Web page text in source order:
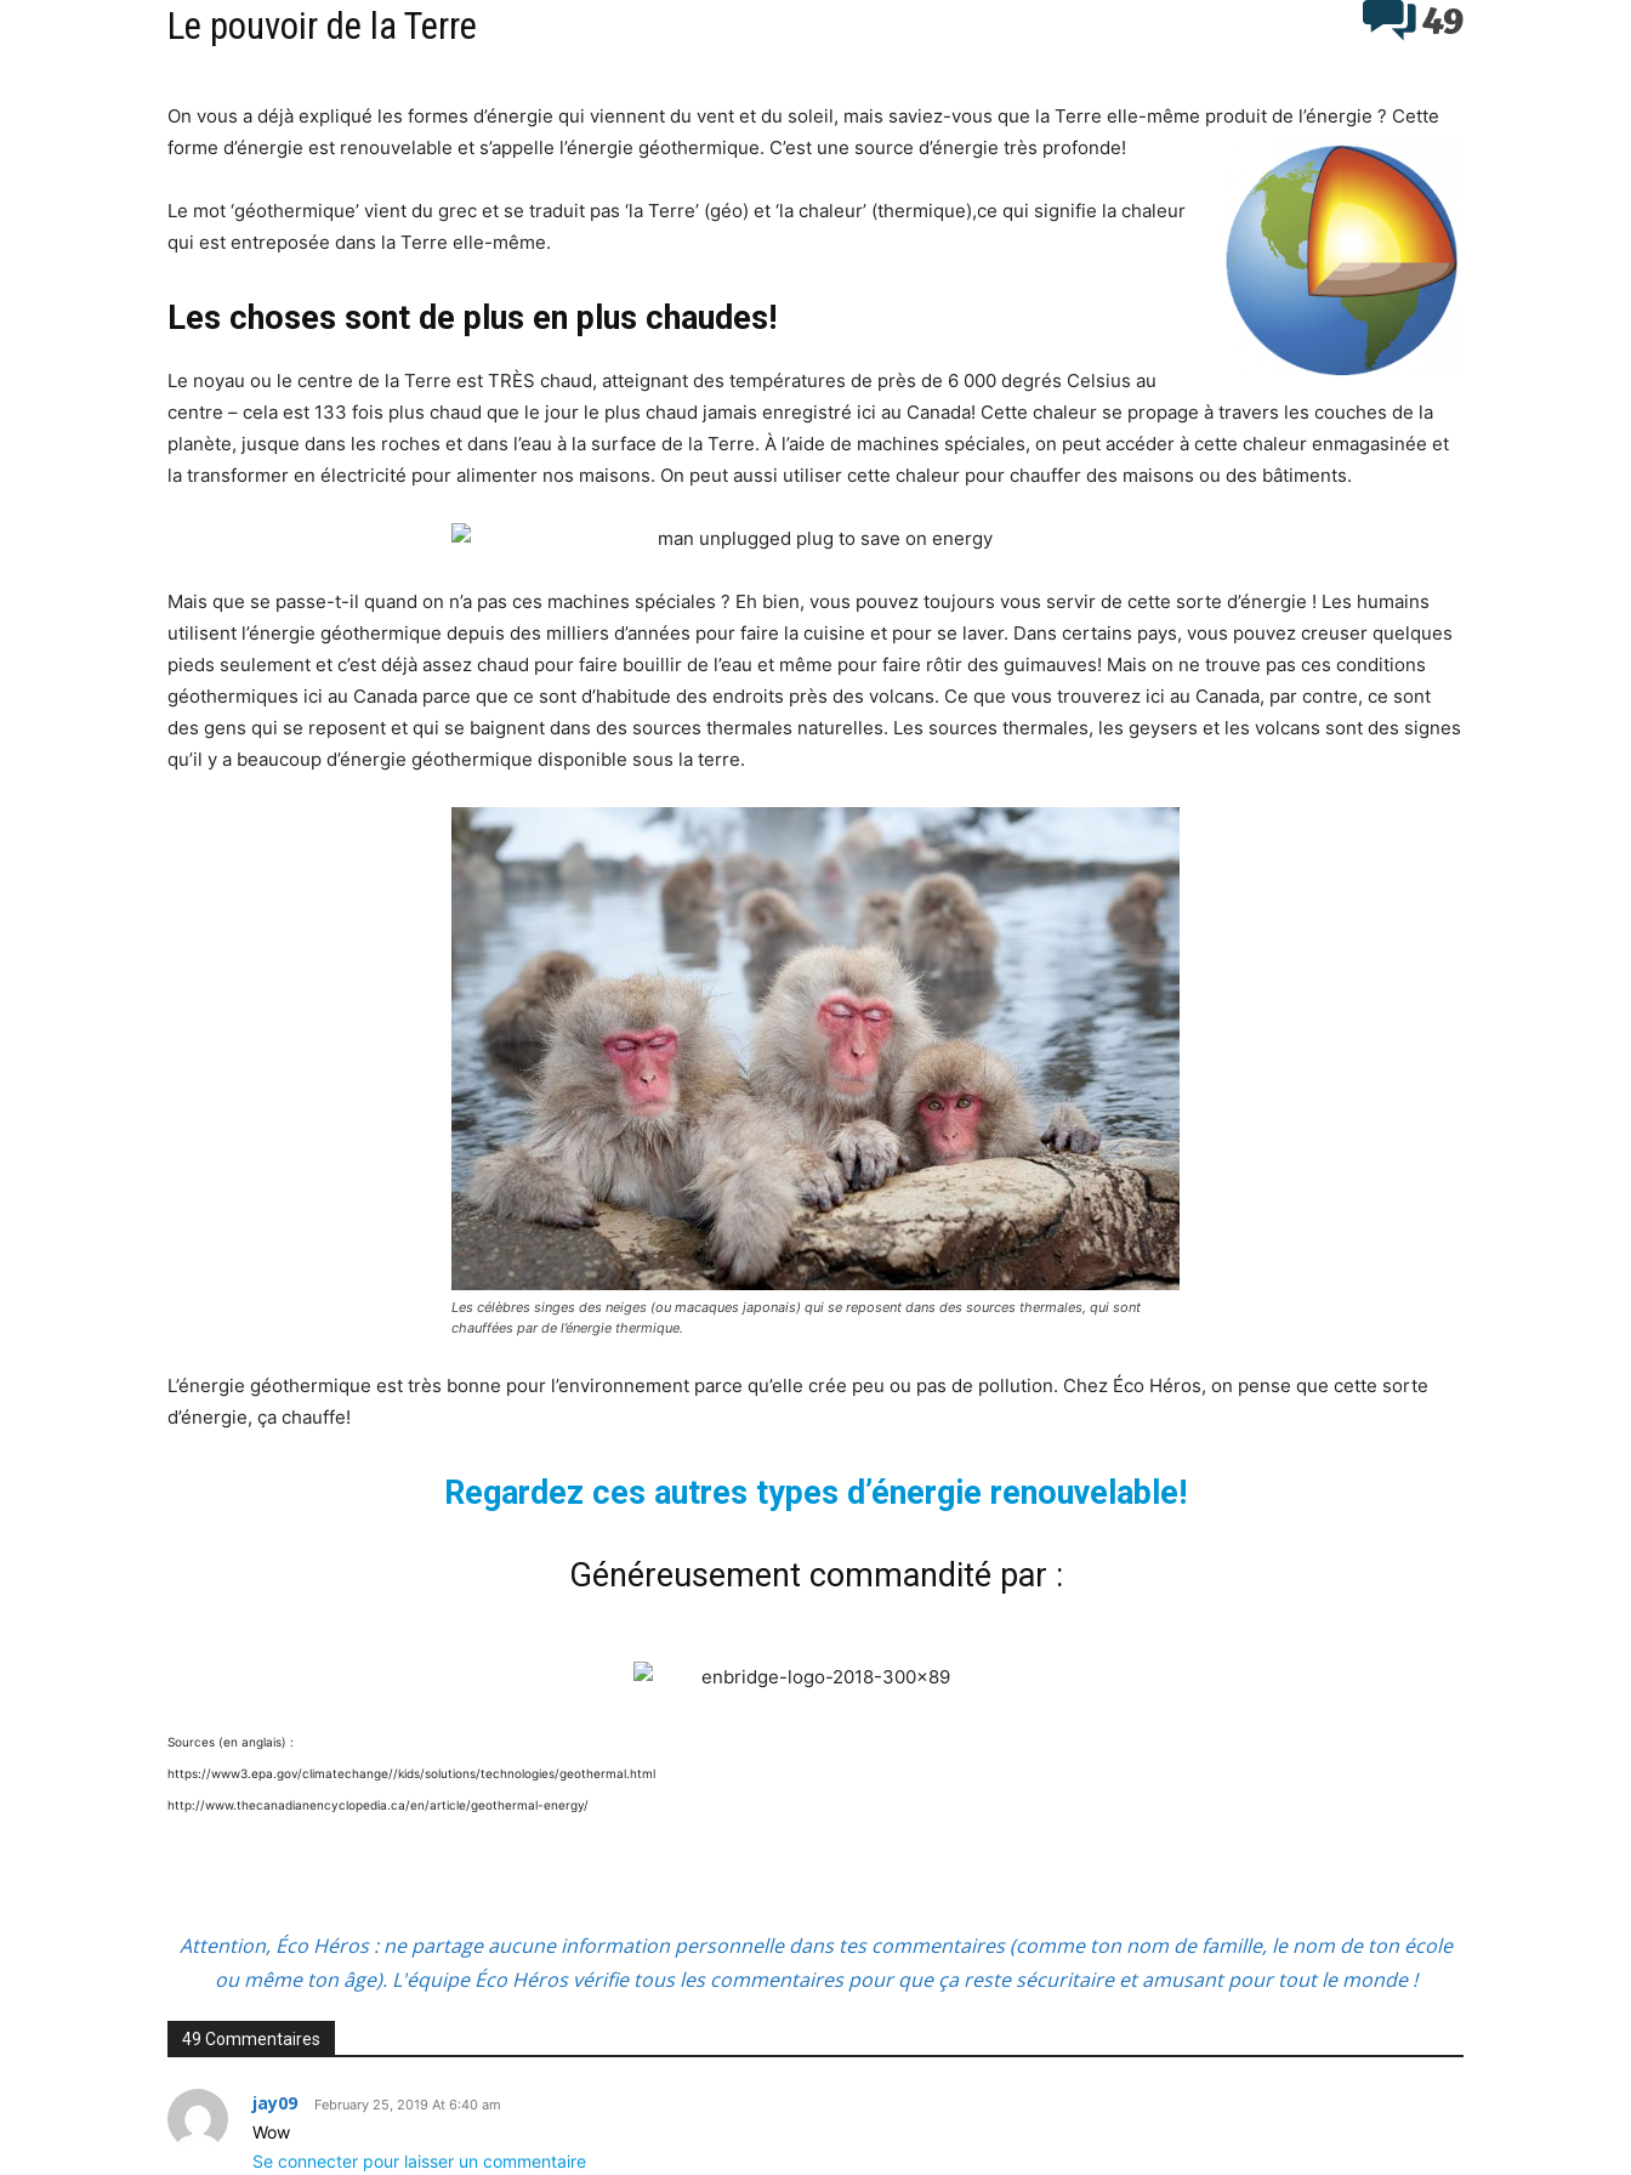
Le pouvoir de la Terre 49
On vous a déjà expliqué les formes d’énergie qui viennent du vent et du soleil, mais saviez-vous que la Terre elle-même produit de l’énergie ? Cette
forme d’énergie est renouvelable et s’appelle l’énergie géothermique. C’est une source d’énergie très profonde!
Le mot ‘géothermique’ vient du grec et se traduit pas ‘la Terre’ (géo) et ‘la chaleur’ (thermique),ce qui signifie la chaleur
qui est entreposée dans la Terre elle-même.
Les choses sont de plus en plus chaudes!
Le noyau ou le centre de la Terre est TRÈS chaud, atteignant des températures de près de 6 000 degrés Celsius au
centre – cela est 133 fois plus chaud que le jour le plus chaud jamais enregistré ici au Canada! Cette chaleur se propage à travers les couches de la
planète, jusque dans les roches et dans l’eau à la surface de la Terre. À l’aide de machines spéciales, on peut accéder à cette chaleur enmagasinée et
la transformer en électricité pour alimenter nos maisons. On peut aussi utiliser cette chaleur pour chauffer des maisons ou des bâtiments.
Mais que se passe-t-il quand on n’a pas ces machines spéciales ? Eh bien, vous pouvez toujours vous servir de cette sorte d’énergie ! Les humains
utilisent l’énergie géothermique depuis des milliers d’années pour faire la cuisine et pour se laver. Dans certains pays, vous pouvez creuser quelques
pieds seulement et c’est déjà assez chaud pour faire bouillir de l’eau et même pour faire rôtir des guimauves! Mais on ne trouve pas ces conditions
géothermiques ici au Canada parce que ce sont d’habitude des endroits près des volcans. Ce que vous trouverez ici au Canada, par contre, ce sont
des gens qui se reposent et qui se baignent dans des sources thermales naturelles. Les sources thermales, les geysers et les volcans sont des signes
qu’il y a beaucoup d’énergie géothermique disponible sous la terre.
Les célèbres singes des neiges (ou macaques japonais) qui se reposent dans des sources thermales, qui sont
chauffées par de l’énergie thermique.
L’énergie géothermique est très bonne pour l’environnement parce qu’elle crée peu ou pas de pollution. Chez Éco Héros, on pense que cette sorte
d’énergie, ça chauffe!
Regardez ces autres types d’énergie renouvelable!
Généreusement commandité par :
Sources (en anglais) :
https://www3.epa.gov/climatechange//kids/solutions/technologies/geothermal.html
http://www.thecanadianencyclopedia.ca/en/article/geothermal-energy/
Attention, Éco Héros : ne partage aucune information personnelle dans tes commentaires (comme ton nom de famille, le nom de ton école
ou même ton âge). L'équipe Éco Héros vérifie tous les commentaires pour que ça reste sécuritaire et amusant pour tout le monde !
49 Commentaires
jay09 February 25, 2019 At 6:40 am
Wow
Se connecter pour laisser un commentaire